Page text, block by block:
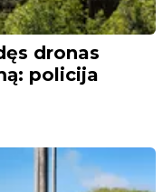
dronas
policija